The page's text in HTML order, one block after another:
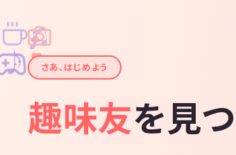
✦
✦
✧
✧
♪
♫
さあ、はじめよう
趣味友を見